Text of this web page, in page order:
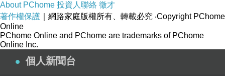
《張侯光詩詞集》今天由本人正式出版。首批列印15本。工本
價每本400元(郵資另計)。有興趣者請洽本人。如果只要檔案
不需紙本者，可免費下載，網址
About PChome 投資人聯絡 徵才
著作權保護 ｜網路家庭版權所有、轉載必究 ‧Copyright PChome
Online
PChome Online and PChome are trademarks of PChome
Online Inc.
個人新聞台